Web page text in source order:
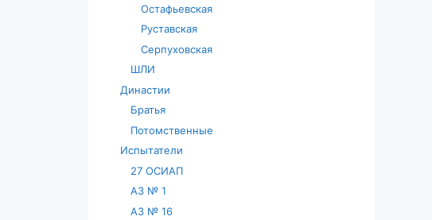
Остафьевская
Руставская
Серпуховская
ШЛИ
Династии
Братья
Потомственные
Испытатели
27 ОСИАП
АЗ № 1
АЗ № 16